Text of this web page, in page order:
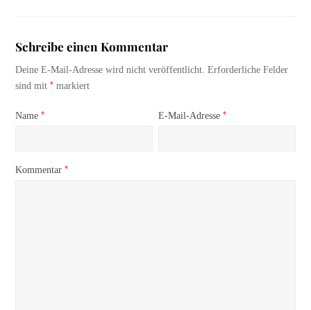
Schreibe einen Kommentar
Deine E-Mail-Adresse wird nicht veröffentlicht. Erforderliche Felder
sind mit* markiert
Name* E-Mail-Adresse*
Kommentar*